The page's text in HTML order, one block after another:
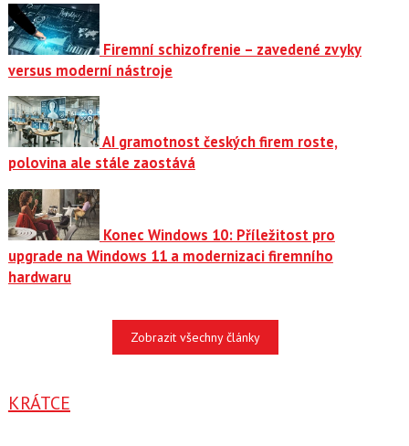
Firemní schizofrenie – zavedené zvyky
versus moderní nástroje
AI gramotnost českých firem roste,
polovina ale stále zaostává
Konec Windows 10: Příležitost pro
upgrade na Windows 11 a modernizaci firemního
hardwaru
Zobrazit všechny články
KRÁTCE